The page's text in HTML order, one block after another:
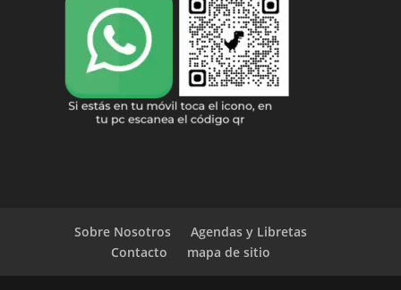
Sobre Nosotros
Agendas y Libretas
Contacto
mapa de sitio